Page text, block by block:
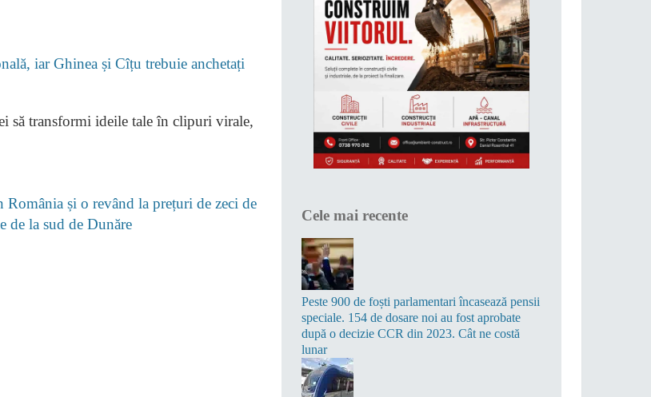
iar Ghinea și Cîțu trebuie anchetați
să transformi ideile tale în clipuri virale,
și o revând la prețuri de zeci de
de la sud de Dunăre
Cele mai recente
Peste 900 de foști parlamentari încasează pensii
speciale. 154 de dosare noi au fost aprobate
după o decizie CCR din 2023. Cât ne costă
lunar